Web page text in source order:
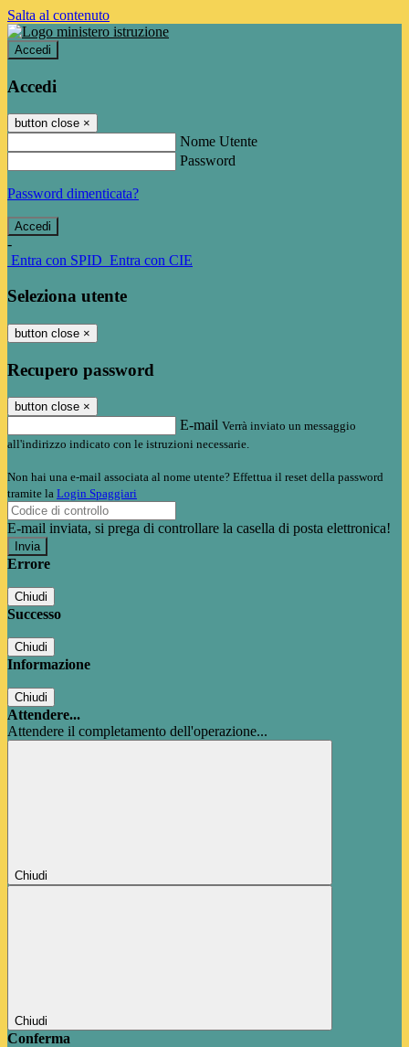
Salta al contenuto
Accedi
Accedi
button close ×
Nome Utente
Password
Password dimenticata?
-
Entra con SPID Entra con CIE
Seleziona utente
button close ×
Recupero password
button close ×
E-mail Verrà inviato un messaggio
all'indirizzo indicato con le istruzioni necessarie.
Non hai una e-mail associata al nome utente? Effettua il reset della password
tramite la Login Spaggiari
E-mail inviata, si prega di controllare la casella di posta elettronica!
Errore
Chiudi
Successo
Chiudi
Informazione
Chiudi
Attendere...
Attendere il completamento dell'operazione...
Chiudi
Chiudi
Conferma